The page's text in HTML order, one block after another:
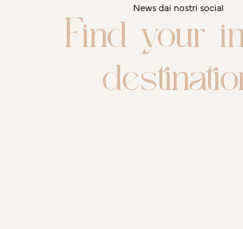
News dai nostri social
Find your